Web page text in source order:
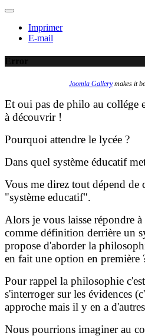
Imprimer
E-mail
Error
Joomla Gallerymakes it
Et oui pas de philo au collége
à découvrir !
Pourquoi attendre le lycée ?
Dans quel système éducatif
Vous me direz tout dépend de
"système educatif".
Alors je vous laisse répondre
comme définition derrière un
propose d'aborder la
en fait une option en première
Pour rappel la philosophie
s'interroger sur les évidences
approche mais il y en a
Nous pourrions imaginer au